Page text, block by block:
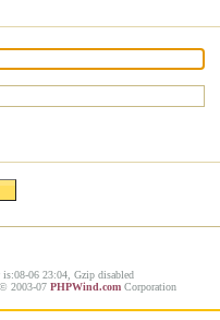
06 23:04, Gzip disabled
2003-07 PHPWind.com Corporation